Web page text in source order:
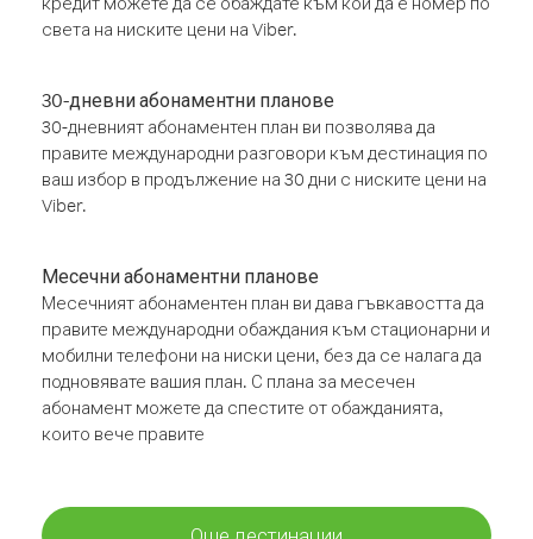
света на ниските цени на Viber.
30-дневни абонаментни планове
30-дневният абонаментен план ви позволява да
правите международни разговори към дестинация по
ваш избор в продължение на 30 дни с ниските цени на
Viber.
Месечни абонаментни планове
Месечният абонаментен план ви дава гъвкавостта да
правите международни обаждания към стационарни и
мобилни телефони на ниски цени, без да се налага да
подновявате вашия план. С плана за месечен
абонамент можете да спестите от обажданията,
които вече правите